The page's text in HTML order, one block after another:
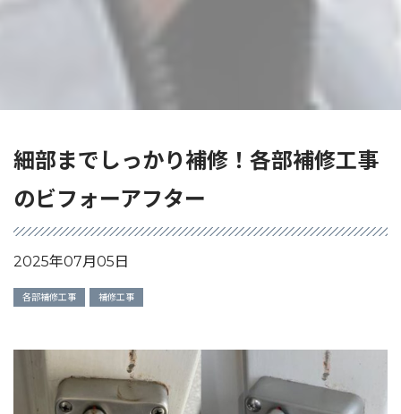
細部までしっかり補修！各部補修工事
のビフォーアフター
2025年07月05日
各部補修工事 補修工事